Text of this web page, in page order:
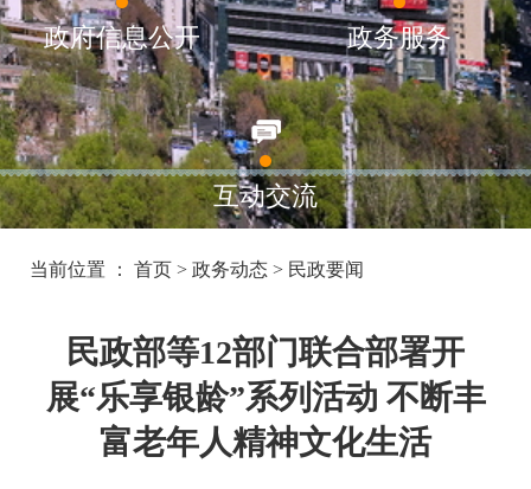
政府信息公开 政务服务
互动交流
当前位置 ： 首页 > 政务动态 > 民政要闻
民政部等12部门联合部署开
展“乐享银龄”系列活动 不断丰
富老年人精神文化生活